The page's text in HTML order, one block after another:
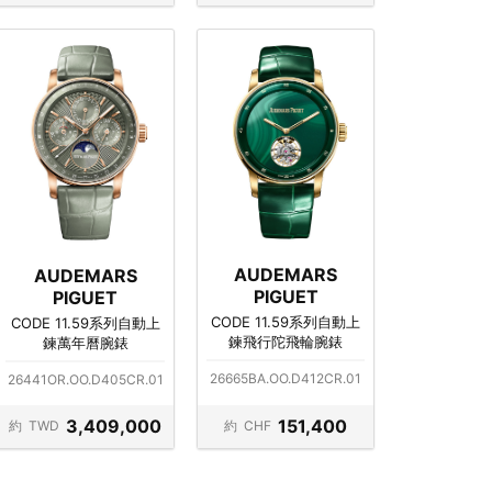
AUDEMARS
PIGUET
CODE 11.59系列自動上
鍊萬年曆腕錶
26441OR.OO.D405CR.01
約 TWD 3,409,000
AUDEMARS
PIGUET
CODE 11.59系列自動上
鍊飛行陀飛輪腕錶
26665BA.OO.D412CR.01
約 CHF 151,400